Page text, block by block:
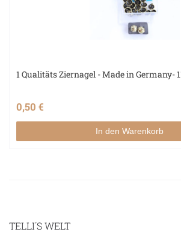
1 Qualitäts Ziernagel - Made in Germany-
0,50 €
In den Warenkorb
TELLI´S WELT